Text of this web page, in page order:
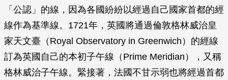
「公認」的線，因為各國紛紛以經過自己國家首都的經
線作為基準線。1721年，英國將通過倫敦格林威治皇
家天文臺（Royal Observatory in Greenwich）的經線
訂為英國自己的本初子午線（Prime Meridian），又稱
格林威治子午線。緊接著，法國不甘示弱也將經過首都